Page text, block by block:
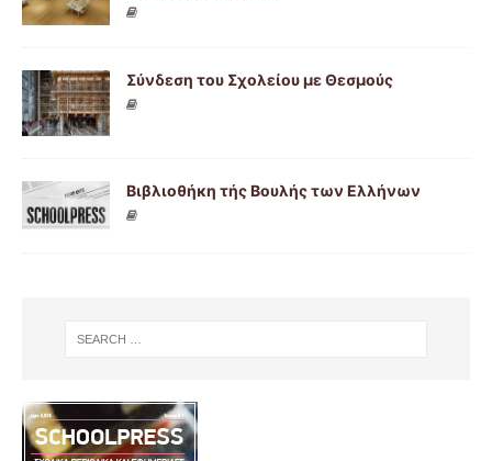
Σύνδεση του Σχολείου με Θεσμούς
Βιβλιοθήκη τής Βουλής των Ελλήνων